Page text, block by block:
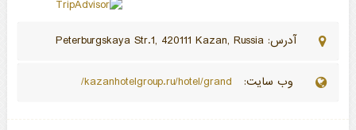
آدرس: Peterburgskaya Str.1, 420111 Kazan, Russia
وب سایت: